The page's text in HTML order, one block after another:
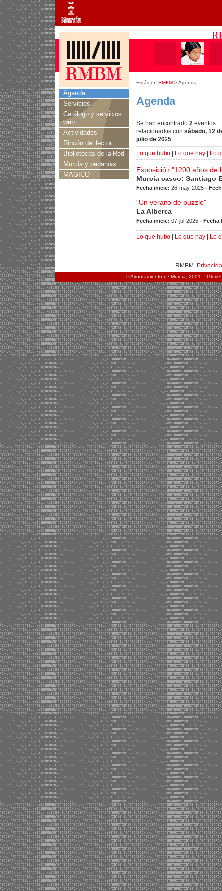
Estás en RMBM > Agenda
Agenda
Servicios
Catálogo y servicios
web
Actividades
Rincón del lector
Bibliotecas de la Red
Murcia y pedanías
MAGICO
Agenda
Se han encontrado 2 eventos
relacionados con sábado, 12
julio de 2025
Lo que hubo
Lo que hay Lo
Exposición "1200 años de
Murcia casco: Santiago
Fecha inicio: 26-may-2025 -
"Un verano de puzzle"
La Alberca
Fecha inicio: 07-jul-2025 - Fecha
Lo que hubo Lo que hay Lo
RMBM.
© Ayuntamiento de Murcia, 2001- .